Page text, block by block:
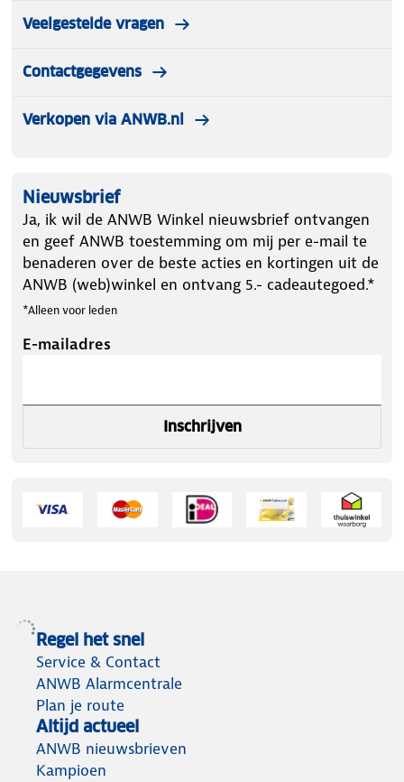
Veelgestelde vragen
Contactgegevens
Verkopen via ANWB.nl
Nieuwsbrief
Ja, ik wil de ANWB Winkel nieuwsbrief ontvangen
en geef ANWB toestemming om mij per e-mail te
benaderen over de beste acties en kortingen uit de
ANWB (web)winkel en ontvang 5.- cadeautegoed.*
*Alleen voor leden
E-mailadres
Inschrijven
Regel het snel
Service & Contact
ANWB Alarmcentrale
Plan je route
Altijd actueel
ANWB nieuwsbrieven
Kampioen